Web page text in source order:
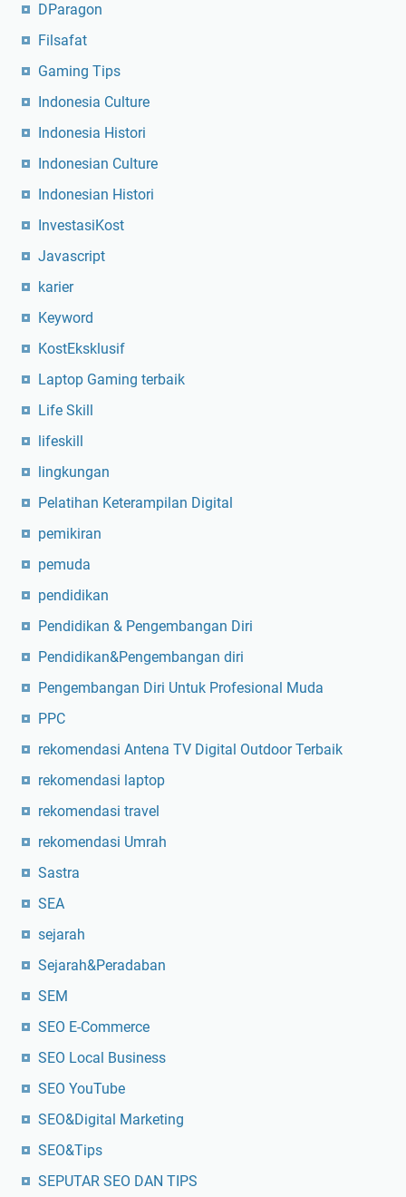
DParagon
Filsafat
Gaming Tips
Indonesia Culture
Indonesia Histori
Indonesian Culture
Indonesian Histori
InvestasiKost
Javascript
karier
Keyword
KostEksklusif
Laptop Gaming terbaik
Life Skill
lifeskill
lingkungan
Pelatihan Keterampilan Digital
pemikiran
pemuda
pendidikan
Pendidikan & Pengembangan Diri
Pendidikan&Pengembangan diri
Pengembangan Diri Untuk Profesional Muda
PPC
rekomendasi Antena TV Digital Outdoor Terbaik
rekomendasi laptop
rekomendasi travel
rekomendasi Umrah
Sastra
SEA
sejarah
Sejarah&Peradaban
SEM
SEO E-Commerce
SEO Local Business
SEO YouTube
SEO&Digital Marketing
SEO&Tips
SEPUTAR SEO DAN TIPS